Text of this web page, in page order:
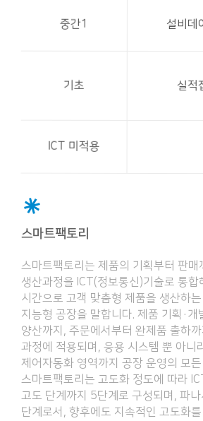
중간1 설비데
기초 실적
ICT 미적용
스마트팩토리
스마트팩토리는 제품의 기획부터 판매
생산과정을 ICT(정보통신)기술로 통합
시간으로 고객 맞춤형 제품을 생산하
지능형 공장을 말합니다. 제품 기획·개
양산까지, 주문에서부터 완제품 출하
과정에 적용되며, 응용 시스템 뿐 아니
제어자동화 영역까지 공장 운영의 모
스마트팩토리는 고도화 정도에 따라
고도 단계까지 5단계로 구성되며, 파
단계로서, 향후에도 지속적인 고도화